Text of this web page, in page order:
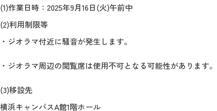
(1)作業日時：2025年9月16日(火)午前中
(2)利用制限等
・ジオラマ付近に騒音が発生します。
・ジオラマ周辺の閲覧席は使用不可となる可能性があります。
(3)移設先
横浜キャンパスA館1階ホール